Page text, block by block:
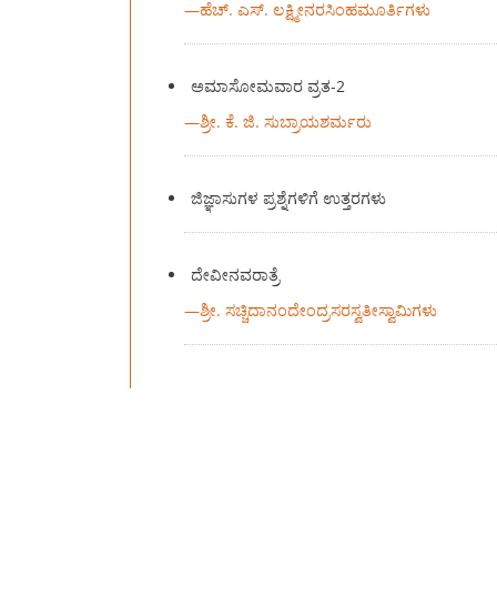
—ಹೆಚ್. ಎಸ್. ಲಕ್ಷ್ಮೀನರಸಿಂಹಮೂರ್ತಿಗಳು
ಅಮಾಸೋಮವಾರ ವ್ರತ-2
—ಶ್ರೀ. ಕೆ. ಜಿ. ಸುಬ್ರಾಯಶರ್ಮರು
ಜಿಜ್ಞಾಸುಗಳ ಪ್ರಶ್ನೆಗಳಿಗೆ ಉತ್ತರಗಳು
ದೇವೀನವರಾತ್ರೆ
—ಶ್ರೀ. ಸಚ್ಚಿದಾನಂದೇಂದ್ರಸರಸ್ವತೀಸ್ವಾಮಿಗಳು